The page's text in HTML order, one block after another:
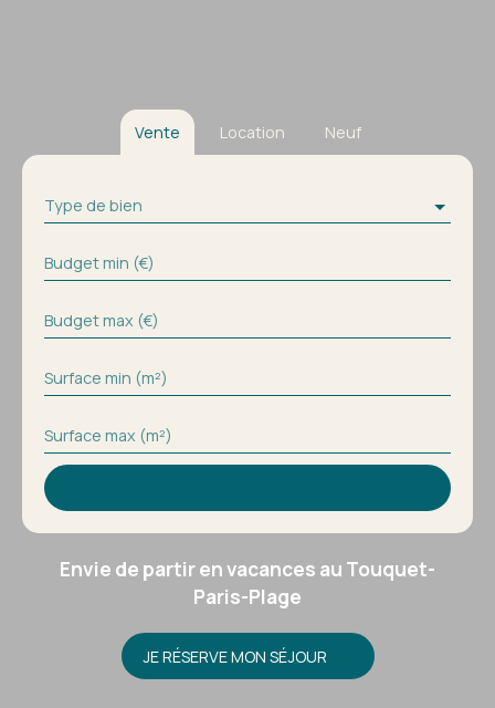
Vente Location Neuf
Type de bien
Budget min (€)
Budget max (€)
Surface min (m²)
Surface max (m²)
Envie de partir en vacances au Touquet-
Paris-Plage
JE RÉSERVE MON SÉJOUR